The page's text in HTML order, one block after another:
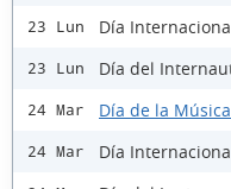
23 Lun Día
23 Lun Día del
24 Mar Día de la
24 Mar Día